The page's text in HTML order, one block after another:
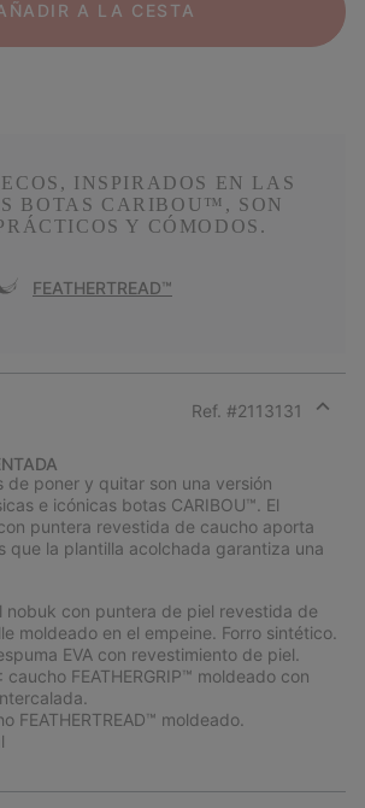
A LA CESTA
INSPIRADOS EN LAS
BOTAS CARIBOU™, SON
Y CÓMODOS.
FEATHERTREAD™
Ref. #2113131
de poner y quitar son una versión
e icónicas botas CARIBOU™. El
puntera revestida de caucho aporta
que la plantilla acolchada garantiza una
nobuk con puntera de piel revestida de
moldeado en el empeine. Forro sintético.
EVA con revestimiento de piel.
caucho FEATHERGRIP™ moldeado con
FEATHERTREAD™ moldeado.